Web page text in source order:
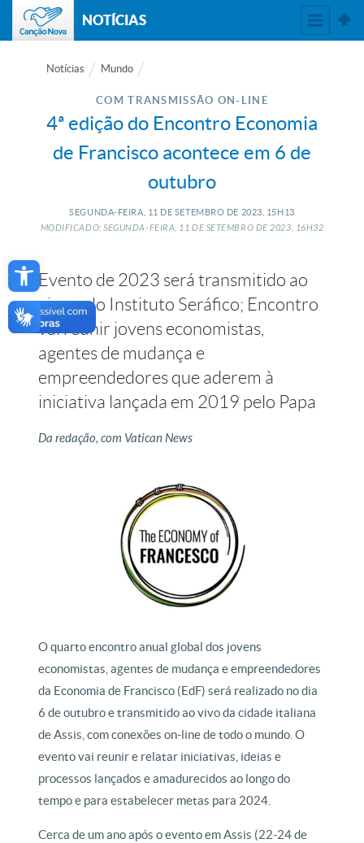
Open toolbar
NOTÍCIAS
Notícias Mundo
COM TRANSMISSÃO ON-LINE
4ª edição do Encontro Economia
de Francisco acontece em 6 de
outubro
SEGUNDA-FEIRA, 11 DE SETEMBRO DE 2023, 15H13
MODIFICADO: SEGUNDA-FEIRA, 11 DE SETEMBRO DE2023, 16H32
Evento de 2023 será transmitido ao
vivo pelo Instituto Seráfico; Encontro
vai reunir jovens economistas,
agentes de mudança e
empreendedores que aderem à
iniciativa lançada em 2019 pelo Papa
Da redação, com Vatican News
O quarto encontro anual global dos jovens
economistas, agentes de mudança e empreendedores
da Economia de Francisco (EdF) será realizado no dia
6 de outubro e transmitido ao vivo da cidade italiana
de Assis, com conexões on-line de todo o mundo. O
evento vai reunir e relatar iniciativas, ideias e
processos lançados e amadurecidos ao longo do
tempo e para estabelecer metas para 2024.
Cerca de um ano após o evento em Assis (22-24 de